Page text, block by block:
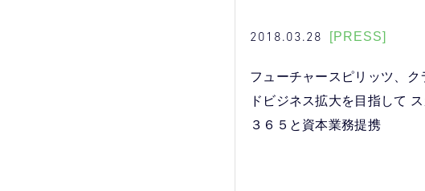
2018.03.28 [PRESS]
フューチャースピリッツ、ク
ドビジネス拡大を目指して ス
３６５と資本業務提携